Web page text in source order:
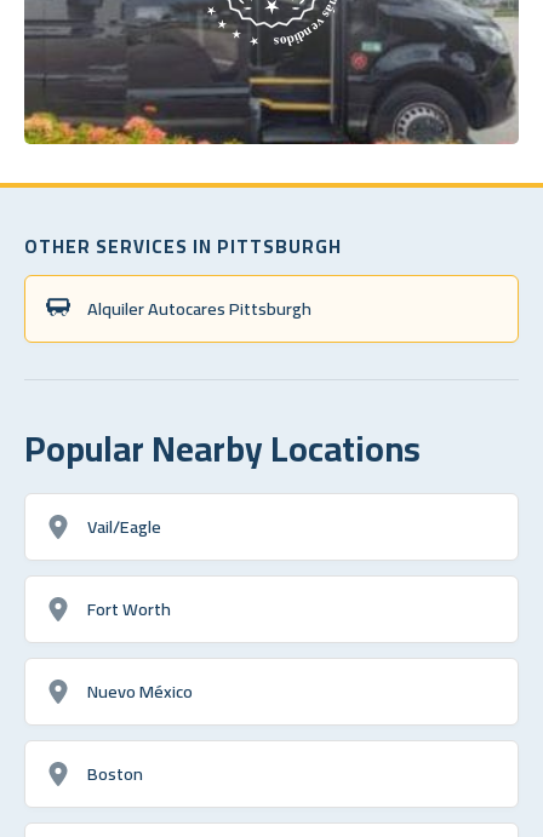
OTHER SERVICES IN PITTSBURGH
Alquiler Autocares Pittsburgh
Popular Nearby Locations
Vail/Eagle
Fort Worth
Nuevo México
Boston